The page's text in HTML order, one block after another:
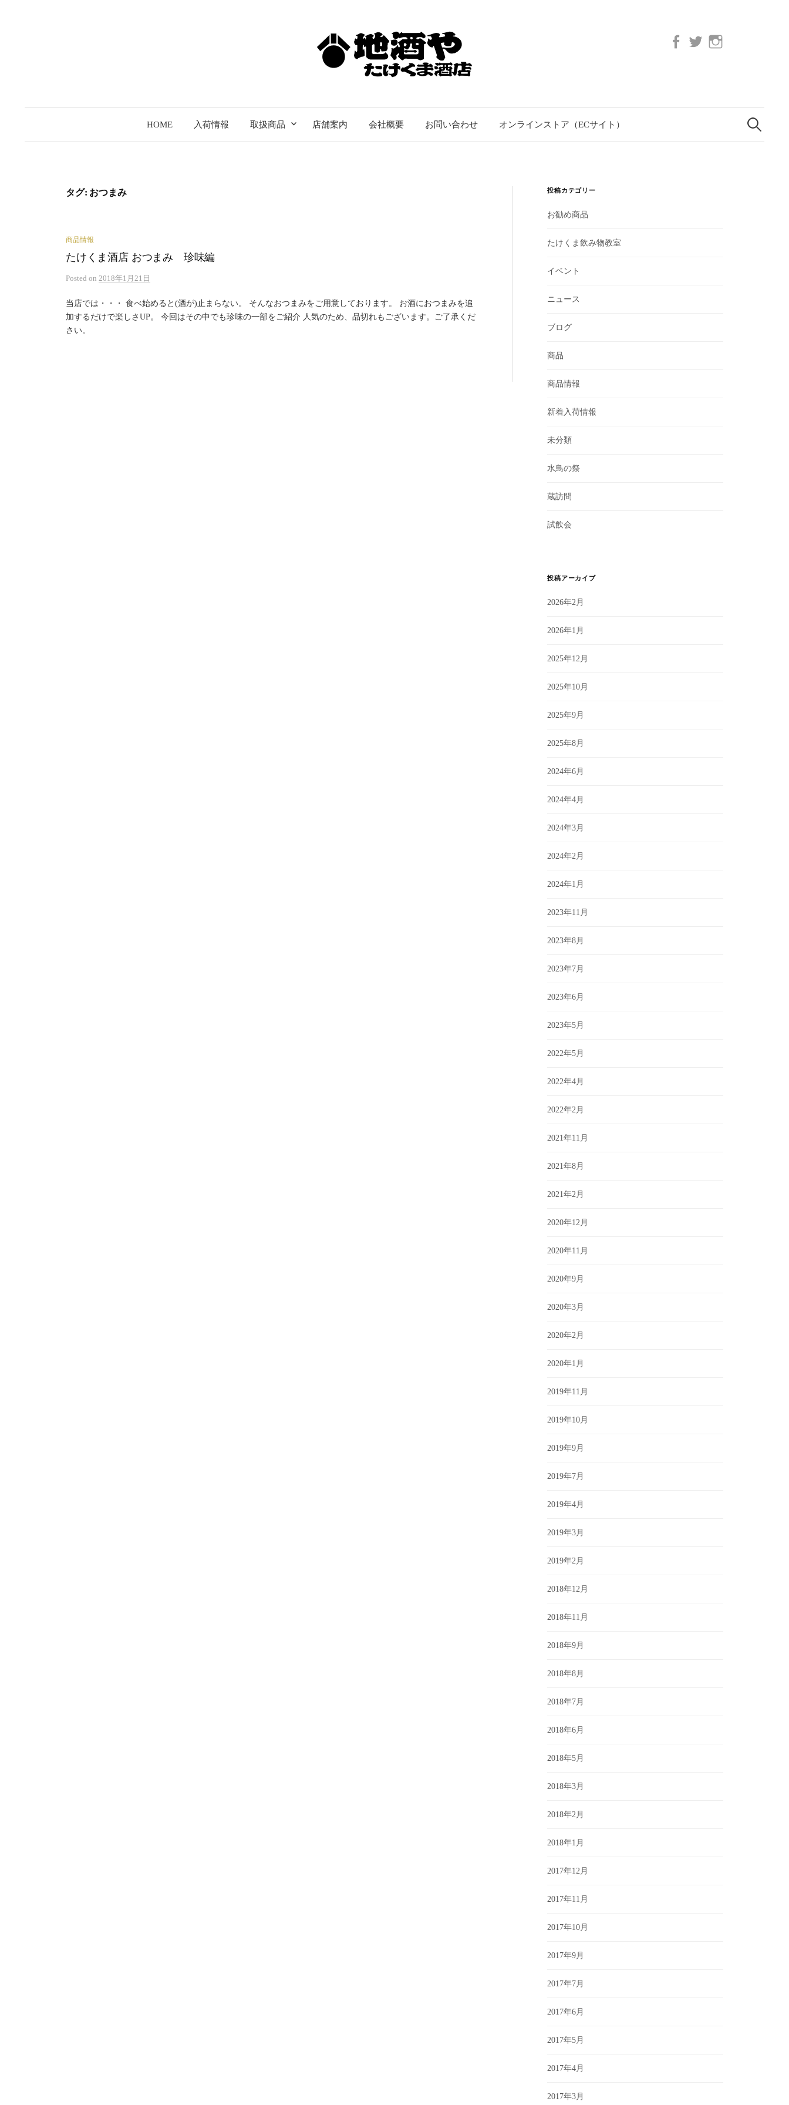
Facebooktwitter
HOME 入荷情報 取扱商品 店舗案内 会社概要 お問い合わせ オンラインストア（ECサイト）
索:
タグ: おつまみ
商品情報
たけくま酒店 おつまみ 珍味編
Posted on 2018年1月21日
当店では・・・ 食べ始めると(酒が)止まらない。 そんなおつまみをご用意しております。 お酒におつまみを追
加するだけで楽しさUP。 今回はその中でも珍味の一部をご紹介 人気のため、品切れもございます。ご了承くだ
さい。
投稿カテゴリー
お勧め商品
たけくま飲み物教室
イベント
ニュース
ブログ
商品
商品情報
新着入荷情報
未分類
水鳥の祭
蔵訪問
試飲会
投稿アーカイブ
2026年2月
2026年1月
2025年12月
2025年10月
2025年9月
2025年8月
2024年6月
2024年4月
2024年3月
2024年2月
2024年1月
2023年11月
2023年8月
2023年7月
2023年6月
2023年5月
2022年5月
2022年4月
2022年2月
2021年11月
2021年8月
2021年2月
2020年12月
2020年11月
2020年9月
2020年3月
2020年2月
2020年1月
2019年11月
2019年10月
2019年9月
2019年7月
2019年4月
2019年3月
2019年2月
2018年12月
2018年11月
2018年9月
2018年8月
2018年7月
2018年6月
2018年5月
2018年3月
2018年2月
2018年1月
2017年12月
2017年11月
2017年10月
2017年9月
2017年7月
2017年6月
2017年5月
2017年4月
2017年3月